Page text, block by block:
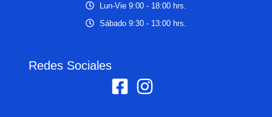
Lun-Vie 9:00 - 18:00 hrs.
Sábado 9:30 - 13:00 hrs.
Redes Sociales